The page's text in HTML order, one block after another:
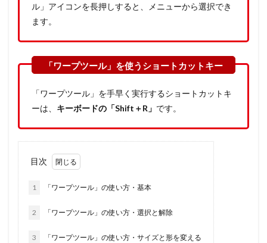
ル」アイコンを長押しすると、メニューから選択でき
ます。
「ワープツール」を手早く実行するショートカットキ
ーは、 キーボードの「Shift＋R」 です。
目次
1 「ワープツール」の使い方・基本
2 「ワープツール」の使い方・選択と解除
3 「ワープツール」の使い方・サイズと形を変える